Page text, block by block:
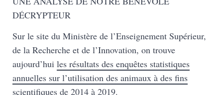
DÉCRYPTEUR
Sur le site du Ministère de l’Enseignement Supérieur,
de la Recherche et de l’Innovation, on trouve
aujourd’hui les résultats des enquêtes statistiques
annuelles sur l’utilisation des animaux à des fins
scientifiques de 2014 à 2019.